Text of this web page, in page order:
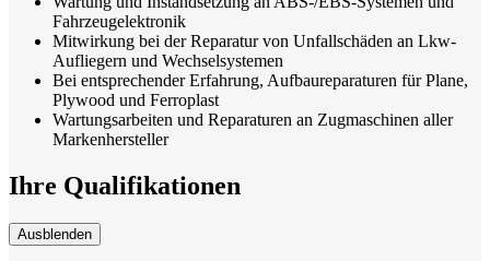
Fahrzeugelektronik
Mitwirkung bei der Reparatur von Unfallschäden an Lkw-
Aufliegern und Wechselsystemen
Bei entsprechender Erfahrung, Aufbaureparaturen für Plane,
Plywood und Ferroplast
Wartungsarbeiten und Reparaturen an Zugmaschinen aller
Markenhersteller
Ihre Qualifikationen
Ausblenden